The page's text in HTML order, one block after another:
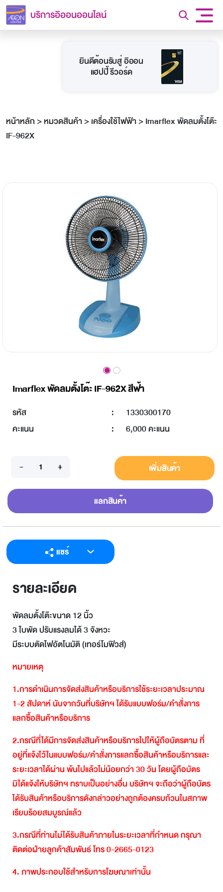
บริการอิออนออนไลน์
ยินดีต้อนรับสู่ อิออน
แฮปปี้ รีวอร์ด
หน้าหลัก >หมวดสินค้า>เครื่องใช้ไฟฟ้า>Imarflex พัดลมตั้งโต๊ะ
IF-962X
Imarflex พัดลมตั้งโต๊ะ IF-962X สีฟ้า
รหัส :
1330300170
คะแนน
: 6,000 คะแนน
เพิ่มสินค้า
แลกสินค้า
แชร์
Facebook
Email
รายละเอียด
พัดลมตั้งโต๊ะขนาด 12 นิ้ว
3 ใบพัด ปรับแรงลมได้ 3 จังหวะ
มีระบบตัดไฟอัตโนมัติ (เทอร์โมฟิวส์)
หมายเหตุ
1.การดำเนินการจัดส่งสินค้าหรือบริการใช้ระยะเวลาประมาณ
1-2สัปดาห์นับจากวันที่บริษัทฯได้รับแบบฟอร์ม/คำสั่งการ
แลกซื้อสินค้าหรือบริการ
2.กรณีที่ได้มีการจัดส่งสินค้าหรือบริการไปให้ผู้ถือบัตรตามที่
อยู่ที่แจ้งไว้ในแบบฟอร์ม/คำสั่งการแลกซื้อสินค้าหรือบริการและ
ระยะเวลาได้ผ่านพ้นไปแล้วไม่น้อยกว่า30วันโดยผู้ถือบัตร
มิได้แจ้งให้บริษัทฯทราบเป็นอย่างอื่นบริษัทฯจะถือว่าผู้ถือบัตร
ได้รับสินค้าหรือบริการดังกล่าวอย่างถูกต้องครบถ้วนในสภาพ
เรียบร้อยสมบูรณ์แล้ว
3.กรณีที่ท่านไม่ได้รับสินค้าภายในระยะเวลาที่กำหนดกรุณา
ติดต่อฝ่ายลูกค้าสัมพันธ์โทร0-2665-0123
4.ภาพประกอบใช้สำหรับการโฆษณาเท่านั้น